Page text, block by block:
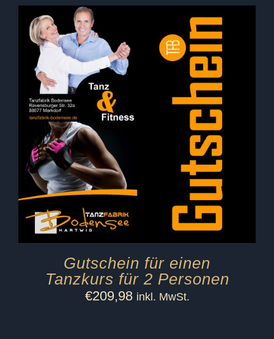
Gutschein für einen
Tanzkurs für 2 Personen
€209,98 inkl. MwSt.